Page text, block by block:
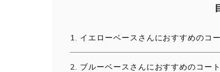
イエローベースさんにおすすめのコ
ブルーベースさんにおすすめのコー